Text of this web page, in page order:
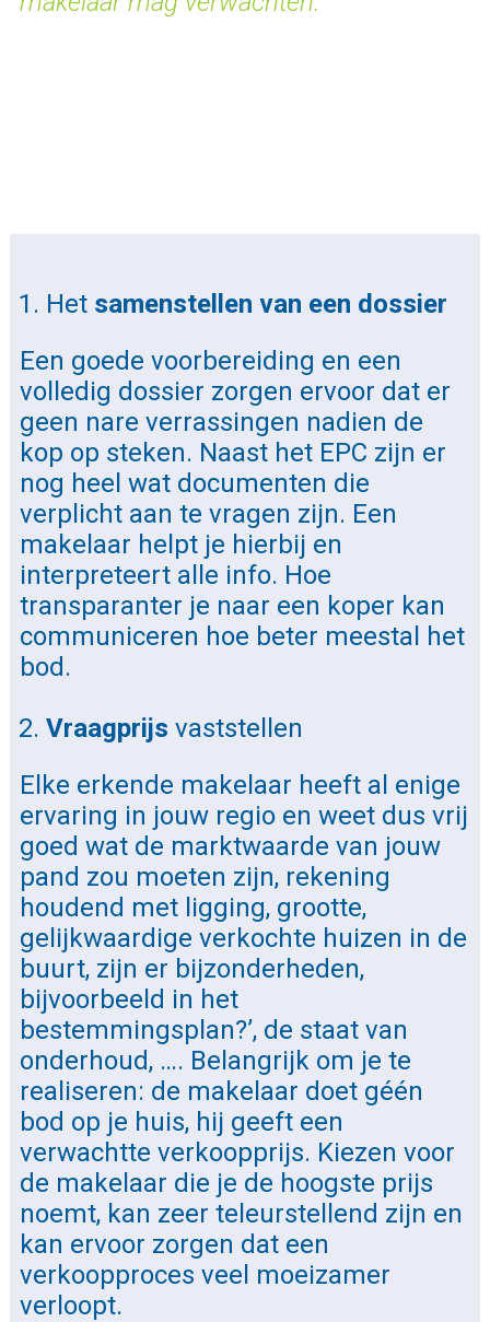
Het samenstellen van een dossier
Een goede voorbereiding en een
volledig dossier zorgen ervoor dat er
geen nare verrassingen nadien de
kop op steken. Naast het EPC zijn er
nog heel wat documenten die
verplicht aan te vragen zijn. Een
makelaar helpt je hierbij en
interpreteert alle info. Hoe
transparanter je naar een koper kan
communiceren hoe beter meestal het
bod.
Vraagprijs vaststellen
Elke erkende makelaar heeft al enige
ervaring in jouw regio en weet dus vrij
goed wat de marktwaarde van jouw
pand zou moeten zijn, rekening
houdend met ligging, grootte,
gelijkwaardige verkochte huizen in de
buurt, zijn er bijzonderheden,
bijvoorbeeld in het
bestemmingsplan?’, de staat van
onderhoud, …. Belangrijk om je te
realiseren: de makelaar doet géén
bod op je huis, hij geeft een
verwachtte verkoopprijs. Kiezen voor
de makelaar die je de hoogste prijs
noemt, kan zeer teleurstellend zijn en
kan ervoor zorgen dat een
verkoopproces veel moeizamer
verloopt.